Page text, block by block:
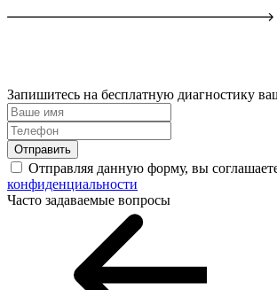
Запишитесь на бесплатную диагностику
Отправить
Отправляя данную форму, вы
конфиденциальности
Часто задаваемые вопросы